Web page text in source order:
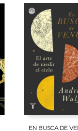
EN BUSCA DE